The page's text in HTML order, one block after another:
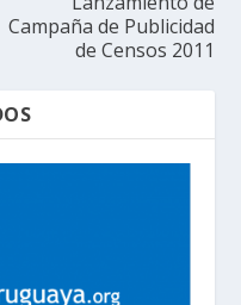
Campaña de Publicidad
de Censos 2011